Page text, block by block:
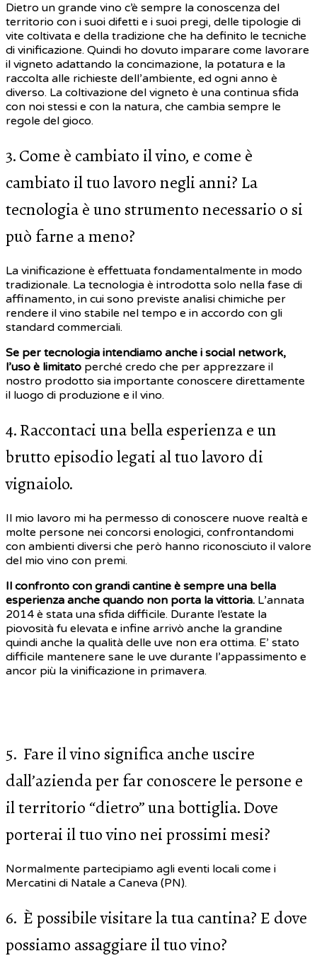
Dietro un grande vino c’è sempre la conoscenza del
territorio con i suoi difetti e i suoi pregi, delle tipologie di
vite coltivata e della tradizione che ha definito le tecniche
di vinificazione. Quindi ho dovuto imparare come lavorare
il vigneto adattando la concimazione, la potatura e la
raccolta alle richieste dell’ambiente, ed ogni anno è
diverso. La coltivazione del vigneto è una continua sfida
con noi stessi e con la natura, che cambia sempre le
regole del gioco.
3. Come è cambiato il vino, e come è
cambiato il tuo lavoro negli anni? La
tecnologia è uno strumento necessario o si
può farne a meno?
La vinificazione è effettuata fondamentalmente in modo
tradizionale. La tecnologia è introdotta solo nella fase di
affinamento, in cui sono previste analisi chimiche per
rendere il vino stabile nel tempo e in accordo con gli
standard commerciali.
Se per tecnologia intendiamo anche i social network,
l’uso è limitato perché credo che per apprezzare il
nostro prodotto sia importante conoscere direttamente
il luogo di produzione e il vino.
4. Raccontaci una bella esperienza e un
brutto episodio legati al tuo lavoro di
vignaiolo.
Il mio lavoro mi ha permesso di conoscere nuove realtà e
molte persone nei concorsi enologici, confrontandomi
con ambienti diversi che però hanno riconosciuto il valore
del mio vino con premi.
Il confronto con grandi cantine è sempre una bella
esperienza anche quando non porta la vittoria. L’annata
2014 è stata una sfida difficile. Durante l’estate la
piovosità fu elevata e infine arrivò anche la grandine
quindi anche la qualità delle uve non era ottima. E’ stato
difficile mantenere sane le uve durante l’appassimento e
ancor più la vinificazione in primavera.
5. Fare il vino significa anche uscire
dall’azienda per far conoscere le persone e
il territorio “dietro” una bottiglia. Dove
porterai il tuo vino nei prossimi mesi?
Normalmente partecipiamo agli eventi locali come i
Mercatini di Natale a Caneva (PN).
6. È possibile visitare la tua cantina? E dove
possiamo assaggiare il tuo vino?